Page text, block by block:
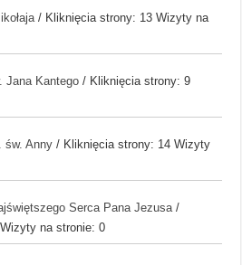
/ Kliknięcia strony: 13 Wizyty na
Jana Kantego / Kliknięcia strony: 9
św. Anny / Kliknięcia strony: 14 Wizyty
Serca Pana Jezusa /
Wizyty na stronie: 0